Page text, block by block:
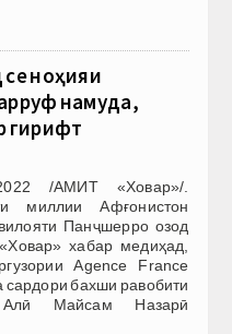
ноҳияи
намуда,
гирифт
/АМИТ «Ховар»/.
миллии Афғонистон
Панҷшерро озод
хабар медиҳад,
Agence France
сардори бахши равобити
Майсам Назарӣ